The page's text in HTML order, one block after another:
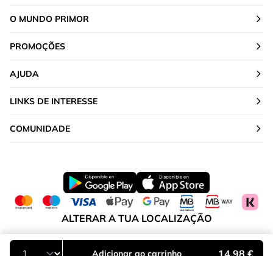
Adicionar ao carrinho 14,98 €
O MUNDO PRIMOR
PROMOÇÕES
AJUDA
LINKS DE INTERESSE
COMUNIDADE
ALTERAR A TUA LOCALIZAÇÃO
Portugal